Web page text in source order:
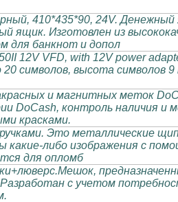
410*435*90, 24V.
ящик. Изготовлен из
для банкнот и допол
12V VFD, with 12V power
20 символов, высота
и магнитных меток
DoCash, контроль наличия и
красками.
Это металлические
либо изображения с
для опломб
с учетом